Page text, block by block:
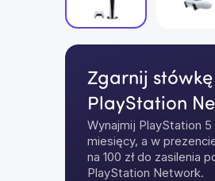
Zgarnij
PlayStation
Wynajmij PlayStation 5
miesięcy, a w
na 100 zł do zasilenia
PlayStation Network.